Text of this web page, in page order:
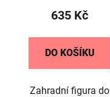
635 Kč
DO KOŠÍKU
Zahradní figura do